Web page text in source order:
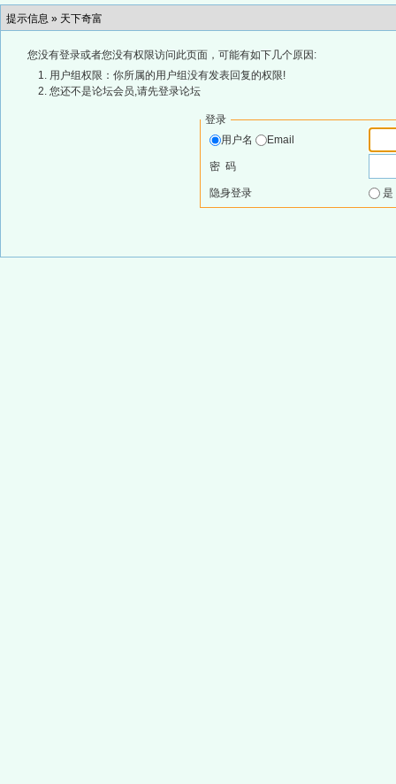
提示信息 » 天下奇富
您没有登录或者您没有权限访问此页面，可能有如下几个原因:
用户组权限：你所属的用户组没有发表回复的权限!
您还不是论坛会员,请先登录论坛
登录
用户名
Email
密 码
隐身登录